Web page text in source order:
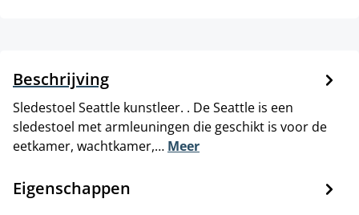
Beschrijving
Sledestoel Seattle kunstleer. . De Seattle is een
sledestoel met armleuningen die geschikt is voor de
eetkamer, wachtkamer,… Meer
Eigenschappen